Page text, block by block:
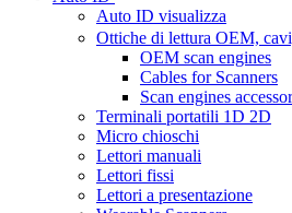
Auto ID visualizza
Ottiche di lettura OEM,
OEM scan engines
Cables for Scanners
Scan engines
Terminali portatili 1D 2D
Micro chioschi
Lettori manuali
Lettori fissi
Lettori a presentazione